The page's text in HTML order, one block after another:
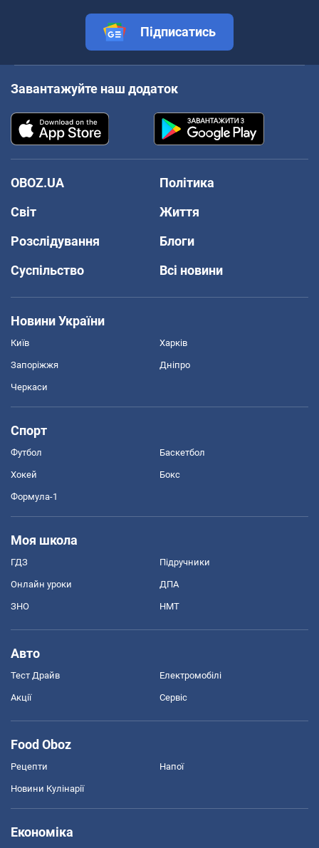
Підписатись
Завантажуйте наш додаток
OBOZ.UA
Політика
Світ
Життя
Розслідування
Блоги
Суспільство
Всі новини
Новини України
Київ Харків
Запоріжжя Дніпро
Черкаси
Спорт
Футбол Баскетбол
Хокей Бокс
Формула-1
Моя школа
ГДЗ Підручники
Онлайн уроки ДПА
ЗНО НМТ
Авто
Тест Драйв Електромобілі
Акції Сервіс
Food Oboz
Рецепти Напої
Новини Кулінарії
Економіка